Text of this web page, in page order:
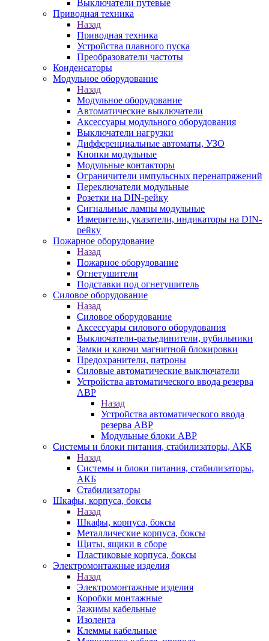
Выключатели путевые
Приводная техника
Назад
Приводная техника
Устройства плавного пуска
Преобразователи частоты
Конденсаторы
Модульное оборудование
Назад
Модульное оборудование
Автоматические выключатели
Аксессуары модульного оборудования
Выключатели нагрузки
Дифференциальные автоматы, УЗО
Кнопки модульные
Модульные контакторы
Ограничители импульсных перенапряжений
Переключатели модульные
Розетки на DIN-рейку
Сигнальные лампы модульные
Измерители, указатели, индикаторы на DIN-
рейку
Пожарное оборудование
Назад
Пожарное оборудование
Огнетушители
Подставки под огнетушитель
Силовое оборудование
Назад
Силовое оборудование
Аксессуары силового оборудования
Выключатели-разъединители, рубильники
Замки и ключи магнитной блокировки
Предохранители, патроны
Силовые автоматические выключатели
Устройства автоматического ввода резерва
АВР
Назад
Устройства автоматического ввода
резерва АВР
Модульные блоки АВР
Системы и блоки питания, стабилизаторы, АКБ
Назад
Системы и блоки питания, стабилизаторы,
АКБ
Стабилизаторы
Шкафы, корпуса, боксы
Назад
Шкафы, корпуса, боксы
Металлические корпуса, боксы
Щиты, ящики в сборе
Пластиковые корпуса, боксы
Электромонтажные изделия
Назад
Электромонтажные изделия
Коробки монтажные
Зажимы кабельные
Изолента
Клеммы кабельные